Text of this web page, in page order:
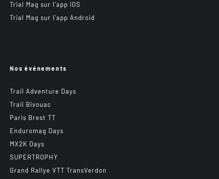
Trial Mag sur l’app IOS
Trial Mag sur l’app Android
Nos événements
Trail Adventure Days
Trail Bivouac
Paris Brest TT
Enduromag Days
MX2K Days
SUPERTROPHY
Grand Rallye VTT TransVerdon